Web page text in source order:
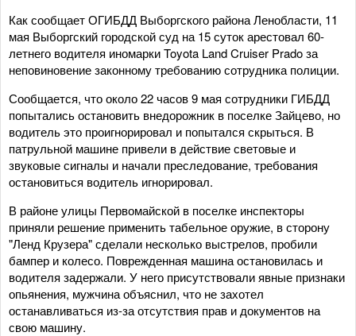
Как сообщает ОГИБДД Выборгского района Ленобласти, 11
мая Выборгский городской суд на 15 суток арестовал 60-
летнего водителя иномарки Toyota Land Cruiser Prado за
неповиновение законному требованию сотрудника полиции.
Сообщается, что около 22 часов 9 мая сотрудники ГИБДД
попытались остановить внедорожник в поселке Зайцево, но
водитель это проигнорировал и попытался скрыться. В
патрульной машине привели в действие световые и
звуковые сигналы и начали преследование, требования
остановиться водитель игнорировал.
В районе улицы Первомайской в поселке инспекторы
приняли решение применить табельное оружие, в сторону
"Ленд Крузера" сделали несколько выстрелов, пробили
бампер и колесо. Поврежденная машина остановилась и
водителя задержали. У него присутствовали явные признаки
опьянения, мужчина объяснил, что не захотел
останавливаться из-за отсутствия прав и документов на
свою машину.